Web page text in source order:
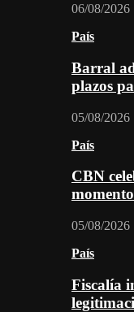
06/08/2026
País
Barral
plazos
05/08/2026
País
CBN
05/08/2026
País
Fiscalía